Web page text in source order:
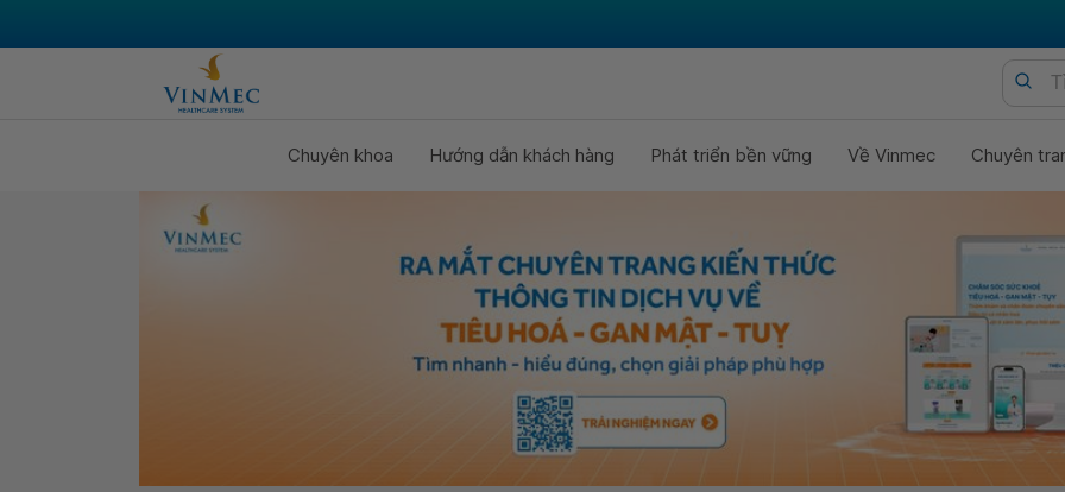
Chuyên khoa Hướng dẫn khách hàng Phát triển bền vững Về Vinmec Chuyên